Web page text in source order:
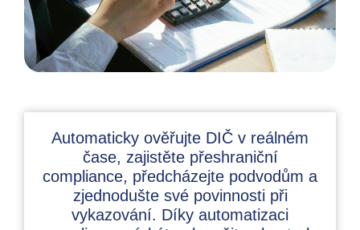
Automaticky ověřujte DIČ v reálném
čase, zajistěte přeshraniční
compliance, předcházejte podvodům a
zjednodušte své povinnosti při
vykazování. Díky automatizaci